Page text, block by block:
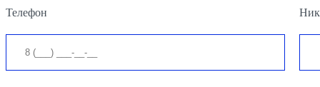
Телефон Ник